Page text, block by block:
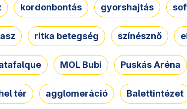
kordonbontás gyorshajtás
ritka betegség színésznő
MOL Bubi Puskás Aréna
tér agglomeráció Balettintézet